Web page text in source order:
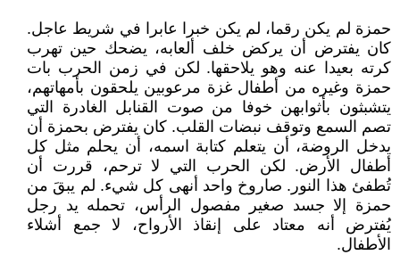
حمزة لم يكن رقما، لم يكن خبرا عابرا في شريط عاجل.
كان يفترض أن يركض خلف ألعابه، يضحك حين تهرب
كرته بعيدا عنه وهو يلاحقها. لكن في زمن الحرب بات
حمزة وغيره من أطفال غزة مرعوبين يلحقون بأمهاتهم،
يتشبثون بأثوابهن خوفا من صوت القنابل الغادرة التي
تصم السمع وتوقف نبضات القلب. كان يفترض بحمزة أن
يدخل الروضة، أن يتعلم كتابة اسمه، أن يحلم مثل كل
أطفال الأرض. لكن الحرب التي لا ترحم، قررت أن
تُطفئ هذا النور. صاروخ واحد أنهى كل شيء. لم يبقَ من
حمزة إلا جسد صغير مفصول الرأس، تحمله يد رجل
يُفترض أنه معتاد على إنقاذ الأرواح، لا جمع أشلاء
الأطفال.